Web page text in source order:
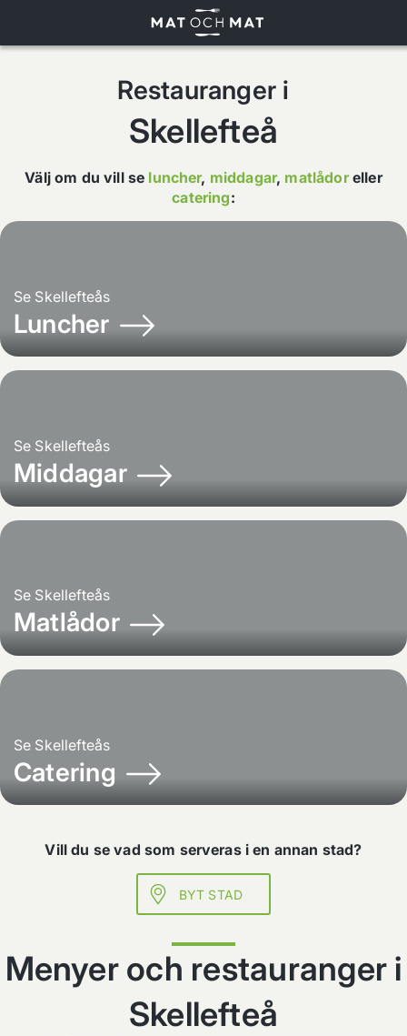
Restauranger i
Skellefteå
Välj om du vill se luncher, middagar, matlådoreller
catering:
Se Skellefteås
Luncher
Se Skellefteås
Middagar
Se Skellefteås
Matlådor
Se Skellefteås
Catering
Vill du se vad som serveras i en annan stad?
BYT STAD
Menyer och restauranger i
Skellefteå